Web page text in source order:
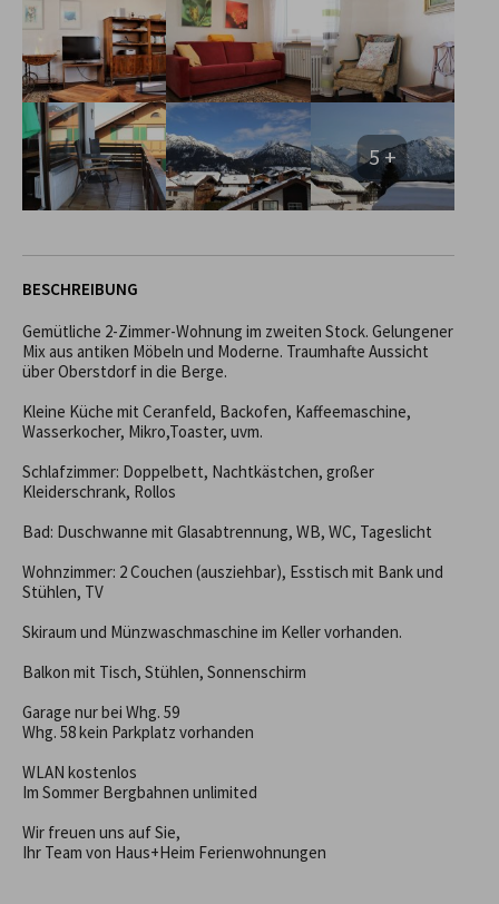
5 +
BESCHREIBUNG
Gemütliche 2-Zimmer-Wohnung im zweiten Stock. Gelungener
Mix aus antiken Möbeln und Moderne. Traumhafte Aussicht
über Oberstdorf in die Berge.
Kleine Küche mit Ceranfeld, Backofen, Kaffeemaschine,
Wasserkocher, Mikro,Toaster, uvm.
Schlafzimmer: Doppelbett, Nachtkästchen, großer
Kleiderschrank, Rollos
Bad: Duschwanne mit Glasabtrennung, WB, WC, Tageslicht
Wohnzimmer: 2 Couchen (ausziehbar), Esstisch mit Bank und
Stühlen, TV
Skiraum und Münzwaschmaschine im Keller vorhanden.
Balkon mit Tisch, Stühlen, Sonnenschirm
Garage nur bei Whg. 59
Whg. 58 kein Parkplatz vorhanden
WLAN kostenlos
Im Sommer Bergbahnen unlimited
Wir freuen uns auf Sie,
Ihr Team von Haus+Heim Ferienwohnungen